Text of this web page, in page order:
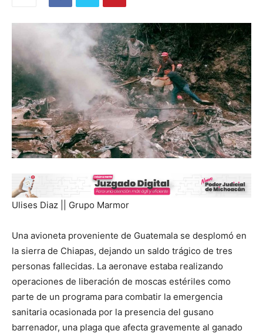
Ulises Diaz || Grupo Marmor
Una avioneta proveniente de Guatemala se desplomó en
la sierra de Chiapas, dejando un saldo trágico de tres
personas fallecidas. La aeronave estaba realizando
operaciones de liberación de moscas estériles como
parte de un programa para combatir la emergencia
sanitaria ocasionada por la presencia del gusano
barrenador, una plaga que afecta gravemente al ganado